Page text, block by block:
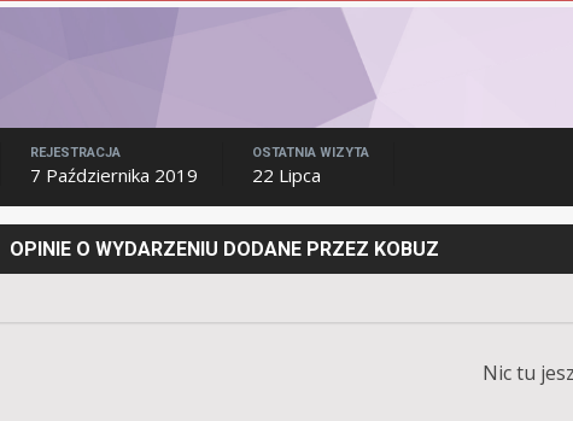
REJESTRACJA
7 Października 2019
OSTATNIA WIZYTA
22 Lipca
OPINIE O WYDARZENIU DODANE PRZEZ KOBUZ
Nic tu